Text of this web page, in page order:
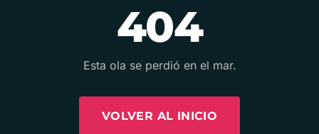
404
Esta ola se perdió en el mar.
VOLVER AL INICIO